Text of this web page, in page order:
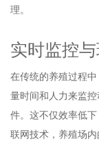
理。
实时监控
在传统的养殖过程
量时间和人力来监
件。这不仅效率低
联网技术，养殖场